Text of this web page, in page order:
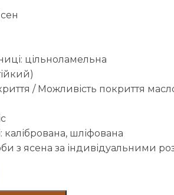
цільноламельна
/ Можливість покриття
шліфована
з ясена за індивідуальними